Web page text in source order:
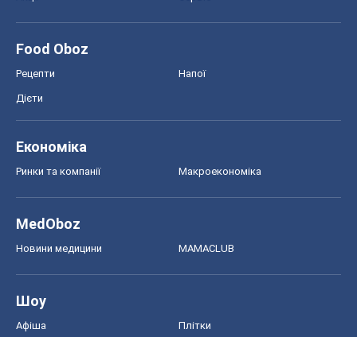
Food Oboz
Рецепти Напої
Дієти
Економіка
Ринки та компанії Макроекономіка
MedOboz
Новини медицини MAMACLUB
Шоу
Афіша Плітки